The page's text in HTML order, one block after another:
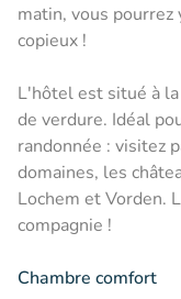
matin, vous
copieux !
L'hôtel est situé à
de verdure. Idéal
randonnée : visitez
domaines, les
Lochem et Vorden.
compagnie !
Chambre comfort